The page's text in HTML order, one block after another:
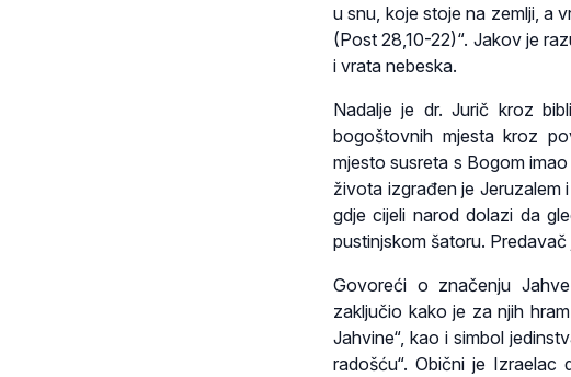
u snu, koje stoje na zemlji, a
(Post 28,10-22)“. Jakov je
i vrata nebeska.
Nadalje je dr. Jurič kroz
bogoštovnih mjesta kroz
mjesto susreta s Bogom
života izgrađen je Jeruzalem
gdje cijeli narod dolazi da
pustinjskom šatoru. Predavač
Govoreći o značenju
zaključio kako je za njih
Jahvine“, kao i simbol
radošću“. Obični je